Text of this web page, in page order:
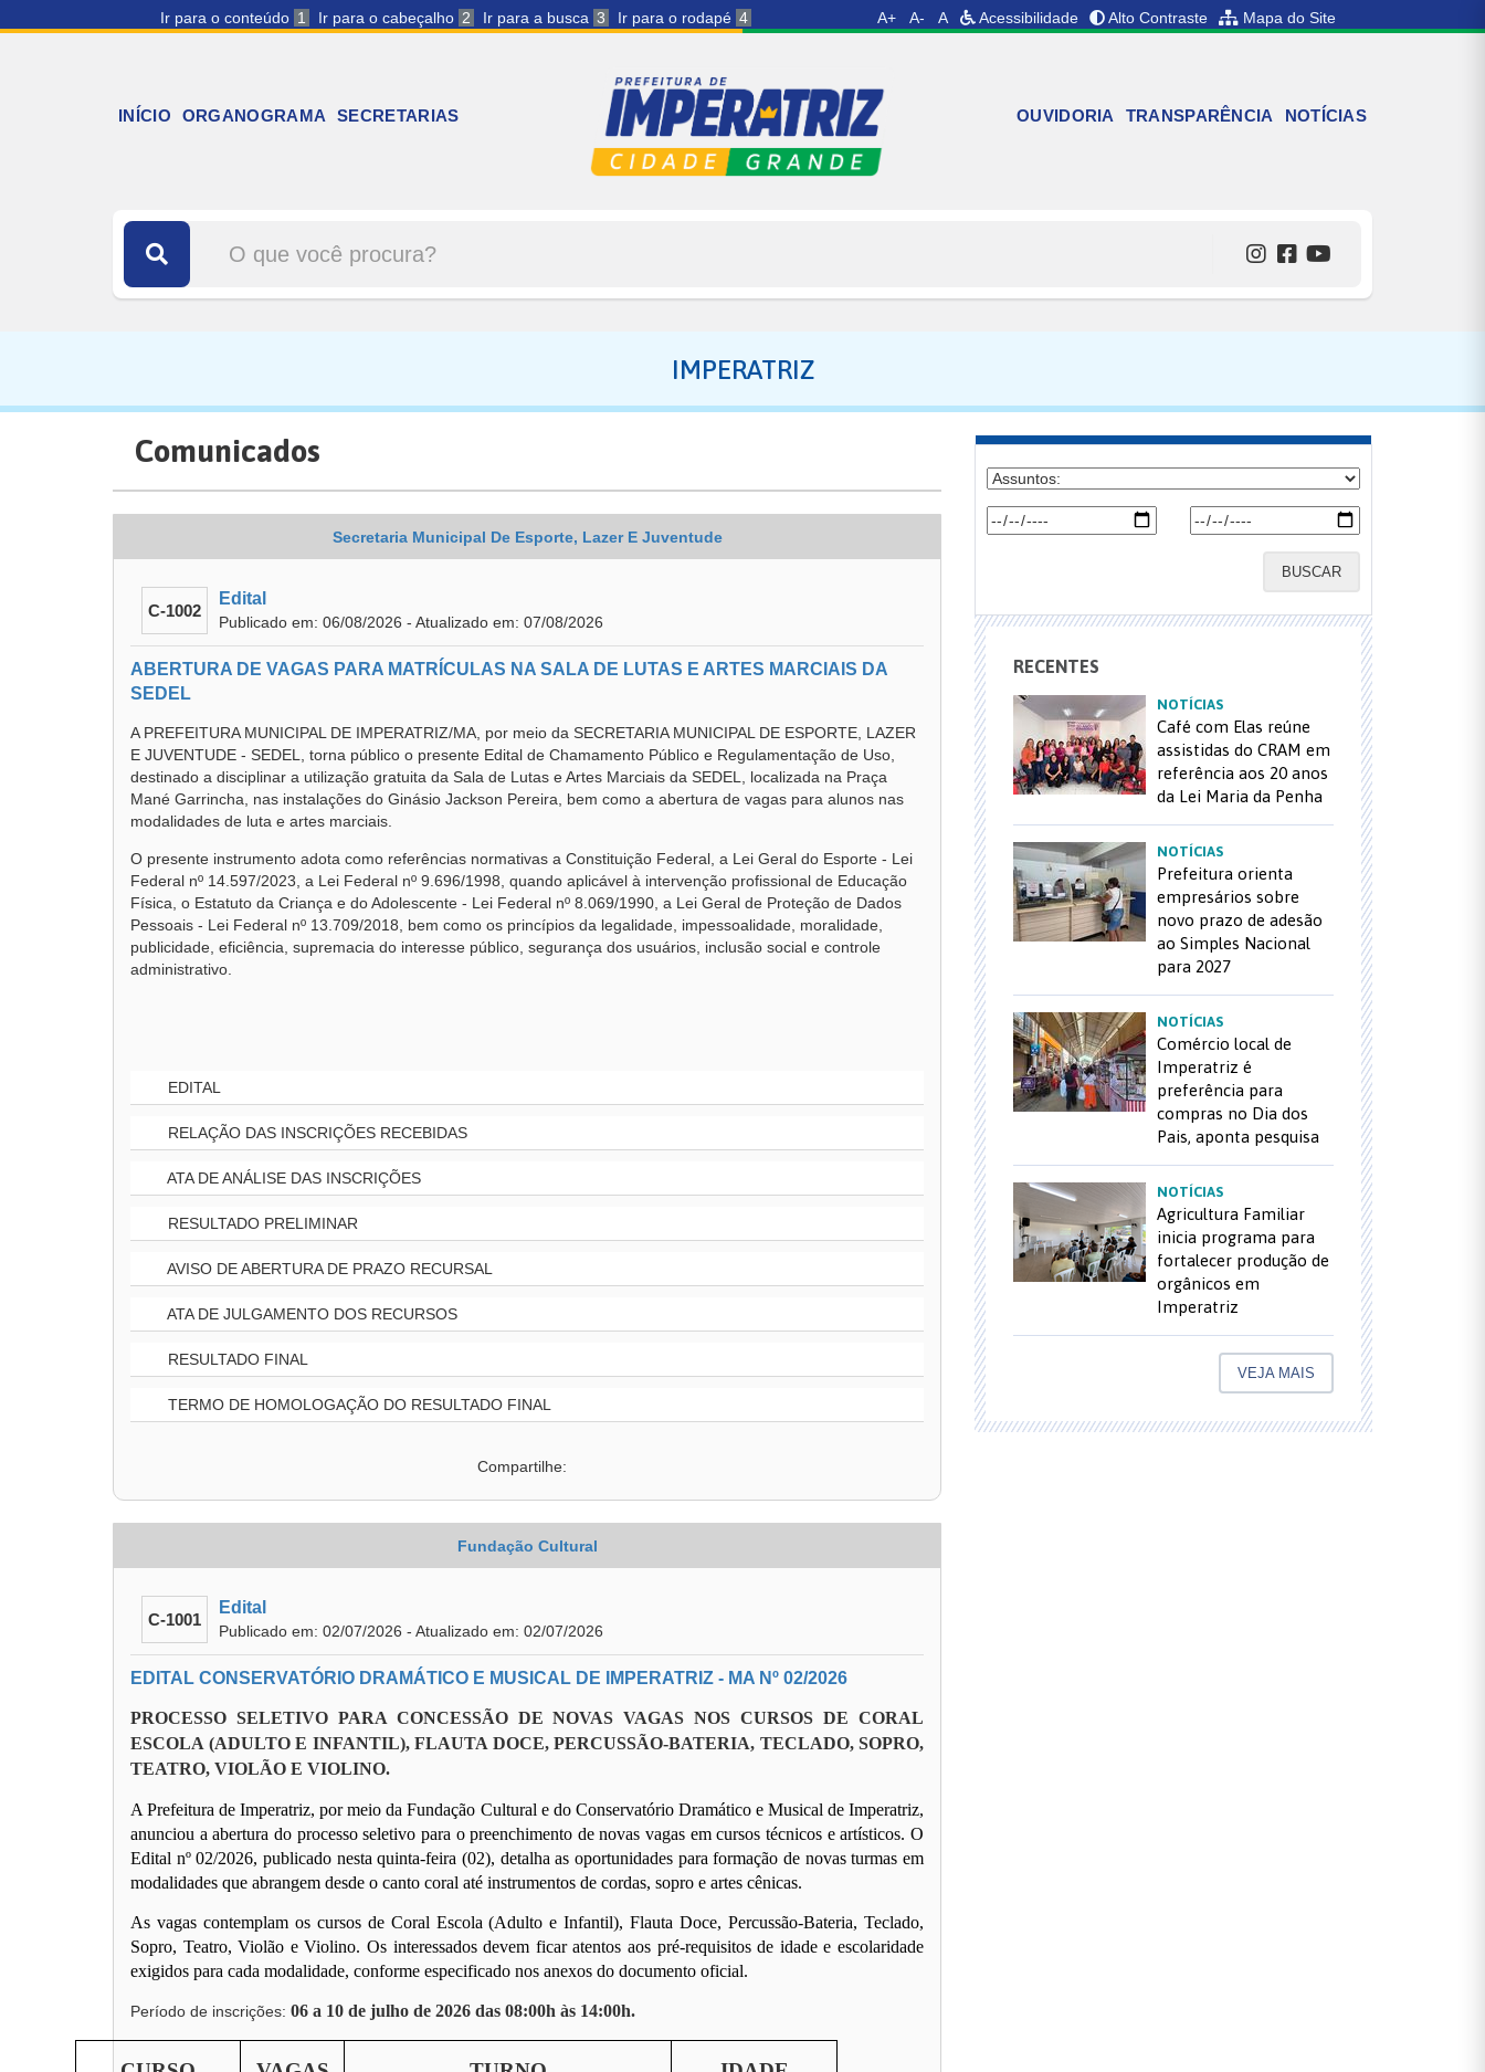
Ir para o conteúdo 1 Ir para o cabeçalho 2 Ir para a busca 3 Ir para o rodapé 4 A+ A- A Acessibilidade Alto Contraste Mapa do Site
INÍCIO ORGANOGRAMA SECRETARIAS OUVIDORIA TRANSPARÊNCIA NOTÍCIAS
IMPERATRIZ
Comunicados
Secretaria Municipal De Esporte, Lazer E Juventude
C-1002
Edital
Publicado em: 06/08/2026 - Atualizado em: 07/08/2026
ABERTURA DE VAGAS PARA MATRÍCULAS NA SALA DE LUTAS E ARTES MARCIAIS DA
SEDEL
A PREFEITURA MUNICIPAL DE IMPERATRIZ/MA, por meio da SECRETARIA MUNICIPAL DE ESPORTE, LAZER
E JUVENTUDE - SEDEL, torna público o presente Edital de Chamamento Público e Regulamentação de Uso,
destinado a disciplinar a utilização gratuita da Sala de Lutas e Artes Marciais da SEDEL, localizada na Praça
Mané Garrincha, nas instalações do Ginásio Jackson Pereira, bem como a abertura de vagas para alunos nas
modalidades de luta e artes marciais.
O presente instrumento adota como referências normativas a Constituição Federal, a Lei Geral do Esporte - Lei
Federal nº 14.597/2023, a Lei Federal nº 9.696/1998, quando aplicável à intervenção profissional de Educação
Física, o Estatuto da Criança e do Adolescente - Lei Federal nº 8.069/1990, a Lei Geral de Proteção de Dados
Pessoais - Lei Federal nº 13.709/2018, bem como os princípios da legalidade, impessoalidade, moralidade,
publicidade, eficiência, supremacia do interesse público, segurança dos usuários, inclusão social e controle
administrativo.
EDITAL
RELAÇÃO DAS INSCRIÇÕES RECEBIDAS
ATA DE ANÁLISE DAS INSCRIÇÕES
RESULTADO PRELIMINAR
AVISO DE ABERTURA DE PRAZO RECURSAL
ATA DE JULGAMENTO DOS RECURSOS
RESULTADO FINAL
TERMO DE HOMOLOGAÇÃO DO RESULTADO FINAL
Compartilhe:
Fundação Cultural
C-1001
Edital
Publicado em: 02/07/2026 - Atualizado em: 02/07/2026
EDITAL CONSERVATÓRIO DRAMÁTICO E MUSICAL DE IMPERATRIZ - MA Nº 02/2026
PROCESSO SELETIVO PARA CONCESSÃO DE NOVAS VAGAS NOS CURSOS DE CORAL
ESCOLA (ADULTO E INFANTIL), FLAUTA DOCE, PERCUSSÃO-BATERIA, TECLADO, SOPRO,
TEATRO, VIOLÃO E VIOLINO.
A Prefeitura de Imperatriz, por meio da Fundação Cultural e do Conservatório Dramático e Musical de Imperatriz,
anunciou a abertura do processo seletivo para o preenchimento de novas vagas em cursos técnicos e artísticos. O
Edital nº 02/2026, publicado nesta quinta-feira (02), detalha as oportunidades para formação de novas turmas em
modalidades que abrangem desde o canto coral até instrumentos de cordas, sopro e artes cênicas.
As vagas contemplam os cursos de Coral Escola (Adulto e Infantil), Flauta Doce, Percussão-Bateria, Teclado,
Sopro, Teatro, Violão e Violino. Os interessados devem ficar atentos aos pré-requisitos de idade e escolaridade
exigidos para cada modalidade, conforme especificado nos anexos do documento oficial.
Período de inscrições: 06 a 10 de julho de 2026 das 08:00h às 14:00h.
BUSCAR
RECENTES
NOTÍCIAS
Café com Elas reúne
assistidas do CRAM em
referência aos 20 anos
da Lei Maria da Penha
NOTÍCIAS
Prefeitura orienta
empresários sobre
novo prazo de adesão
ao Simples Nacional
para 2027
NOTÍCIAS
Comércio local de
Imperatriz é
preferência para
compras no Dia dos
Pais, aponta pesquisa
NOTÍCIAS
Agricultura Familiar
inicia programa para
fortalecer produção de
orgânicos em
Imperatriz
VEJA MAIS